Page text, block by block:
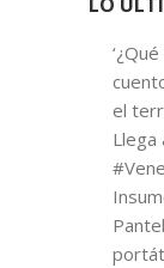
el
Llega